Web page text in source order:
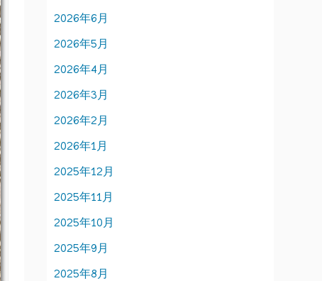
2026年6月
2026年5月
2026年4月
2026年3月
2026年2月
2026年1月
2025年12月
2025年11月
2025年10月
2025年9月
2025年8月